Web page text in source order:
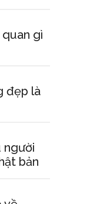
gì
đẹp là
người
bản